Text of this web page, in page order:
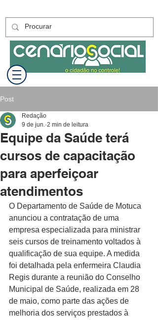
Post
Equipe da Saúde terá
cursos de capacitação
para aperfeiçoar
atendimentos
Redação
9 de jun. 2 min de leitura
O Departamento de Saúde de Motuca
anunciou a contratação de uma
empresa especializada para ministrar
seis cursos de treinamento voltados à
qualificação de sua equipe. A medida
foi detalhada pela enfermeira Claudia
Regis durante a reunião do Conselho
Municipal de Saúde, realizada em 28
de maio, como parte das ações de
melhoria dos serviços prestados à